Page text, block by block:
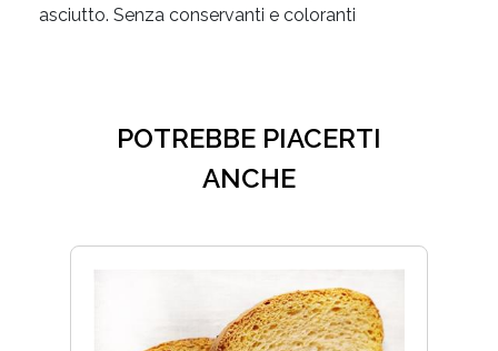
asciutto. Senza conservanti e coloranti
POTREBBE PIACERTI
ANCHE